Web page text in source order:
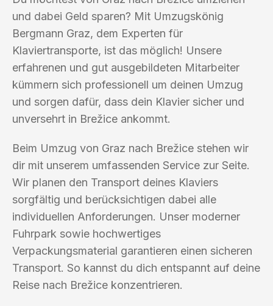
und dabei Geld sparen? Mit Umzugskönig
Bergmann Graz, dem Experten für
Klaviertransporte, ist das möglich! Unsere
erfahrenen und gut ausgebildeten Mitarbeiter
kümmern sich professionell um deinen Umzug
und sorgen dafür, dass dein Klavier sicher und
unversehrt in Brežice ankommt.
Beim Umzug von Graz nach Brežice stehen wir
dir mit unserem umfassenden Service zur Seite.
Wir planen den Transport deines Klaviers
sorgfältig und berücksichtigen dabei alle
individuellen Anforderungen. Unser moderner
Fuhrpark sowie hochwertiges
Verpackungsmaterial garantieren einen sicheren
Transport. So kannst du dich entspannt auf deine
Reise nach Brežice konzentrieren.